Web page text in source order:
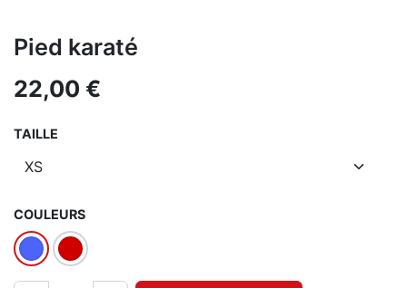
Pied karaté
22,00 €
TAILLE
COULEURS